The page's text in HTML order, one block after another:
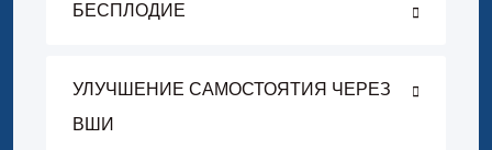
БЕСПЛОДИЕ
УЛУЧШЕНИЕ САМОСТОЯТИЯ ЧЕРЕЗ
ВШИ